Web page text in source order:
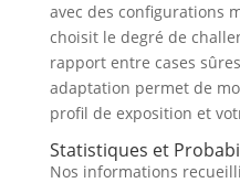
avec des configurations
choisit le degré de
rapport entre cases
adaptation permet de
profil de exposition et
Statistiques et
Nos informations